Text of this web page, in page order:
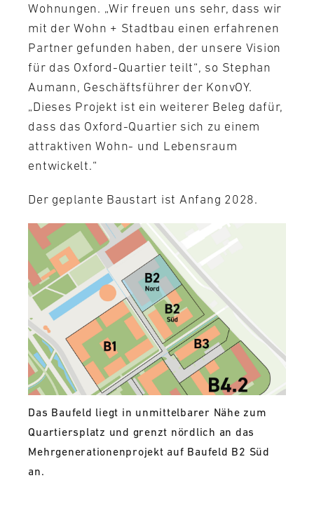
Wohnungen. „Wir freuen uns sehr, dass wir
mit der Wohn + Stadtbau einen erfahrenen
Partner gefunden haben, der unsere Vision
für das Oxford-Quartier teilt“, so Stephan
Aumann, Geschäftsführer der KonvOY.
„Dieses Projekt ist ein weiterer Beleg dafür,
dass das Oxford-Quartier sich zu einem
attraktiven Wohn- und Lebensraum
entwickelt.“
Der geplante Baustart ist Anfang 2028.
Das Baufeld liegt in unmittelbarer Nähe zum
Quartiersplatz und grenzt nördlich an das
Mehrgenerationenprojekt auf Baufeld B2 Süd
an.